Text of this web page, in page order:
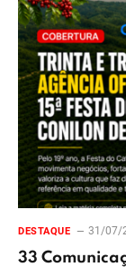
DESTAQUE 31/07/
33